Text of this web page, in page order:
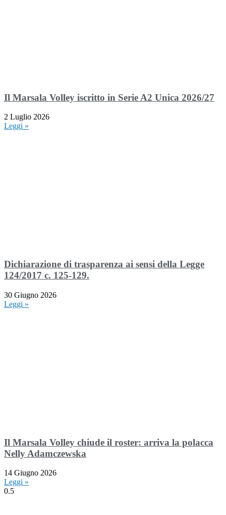
Il Marsala Volley iscritto in Serie A2 Unica 2026/27
2 Luglio 2026
Leggi »
Dichiarazione di trasparenza ai sensi della Legge
124/2017 c. 125-129.
30 Giugno 2026
Leggi »
Il Marsala Volley chiude il roster: arriva la polacca
Nelly Adamczewska
14 Giugno 2026
Leggi »